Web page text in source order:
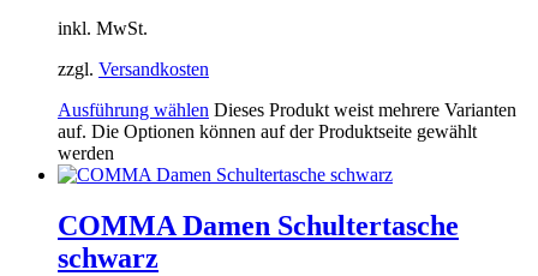
inkl. MwSt.
zzgl. Versandkosten
Ausführung wählen Dieses Produkt weist mehrere Varianten
auf. Die Optionen können auf der Produktseite gewählt
werden
COMMA Damen Schultertasche
schwarz